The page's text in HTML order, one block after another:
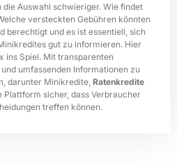
Auswahl schwieriger. Wie findet
versteckten Gebühren könnten
berechtigt und es ist essentiell, sich
gut zu informieren. Hier
ins Spiel. Mit transparenten
umfassenden Informationen zu
darunter Minikredite, Ratenkredite
Plattform sicher, dass Verbraucher
treffen können.